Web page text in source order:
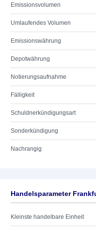
Emissionsvolumen
Umlaufendes Volumen
Emissionswährung
Depotwährung
Notierungsaufnahme
Fälligkeit
Schuldnerkündigungsart
Sonderkündigung
Nachrangig
Handelsparameter
Kleinste handelbare Einheit